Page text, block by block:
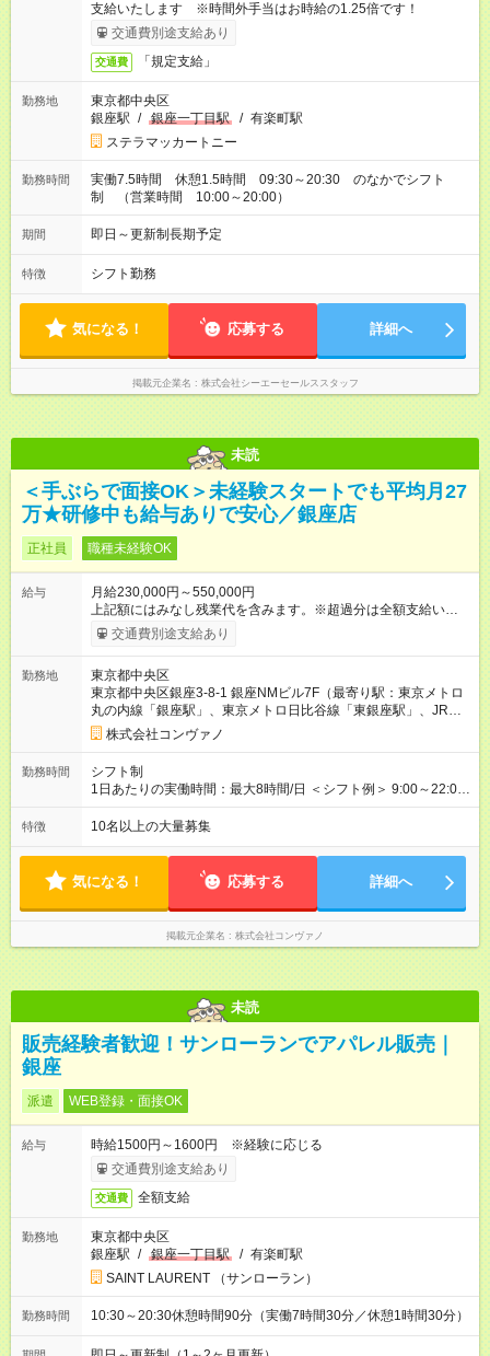
支給いたします ※時間外手当はお時給の1.25倍です！
交通費別途支給あり
交通費 「規定支給」
勤務地
東京都中央区
銀座駅 / 銀座一丁目駅 / 有楽町駅
ステラマッカートニー
勤務時間
実働7.5時間 休憩1.5時間 09:30～20:30 のなかでシフト
制 （営業時間 10:00～20:00）
期間 即日～更新制長期予定
特徴 シフト勤務
気になる！ 応募する 詳細へ
掲載元企業名 株式会社シーエーセールススタッフ
未読
＜手ぶらで面接OK＞未経験スタートでも平均月27
万★研修中も給与ありで安心／銀座店
正社員 職種未経験OK
給与
月給230,000円～550,000円
上記額にはみなし残業代を含みます。※超過分は全額支給いたし
ます。 みなし残業代 8,940円／月 みなし残業時間 5.5時間／月
上記には、月5.5時間分のみなし残業代(8，940円)を含む。超過
円～ （期間中は契約社員） ※社内基準を満たした場合は、その
後正規登用可 【年収例】 ◆エリアマネージャー 月給25万円＋役
職手当3万円＋インセン14万5，781円＝42万5，781円 ◆店長
月給 25万円＋役職手当1万円＋インセン8万2，547円＝34万2，
547円 ◆社員(役職なし) 月給23万円＋インセン1万4701円＝24
万4，701円 ＜別途支給手当＞ ・インセンティブ：月10万円以
上も可能！ ・賞与：年2回(6月/12月)※業績による ・交通費：月
たり) ・回数：随時 ・反映時期：次月の給与から ・評価手法：
社内評価に基づく ※あなたの頑張りをしっかり評価します！で
きることが増えるほどお給料に反映される環境です。 【試用期
間】試用期間あり 試用期間の長さ：6ヶ月 ※ 雇用形態と給与
に、本採用時と異なる部分があります。 雇用形態：中途採用
（契約社員） 給与：月給 220,000円以上 上記額にはみなし残業
代 8,552円／月 みなし残業時間 5.5時間／月
交通費別途支給あり
勤務地
東京都中央区
東京都中央区銀座3-8-1 銀座NMビル7F（最寄り駅：東京メトロ
丸の内線「銀座駅」、東京メトロ日比谷線「東銀座駅」、JR山
手線「有楽町駅」）
株式会社コンヴァノ
勤務時間
シフト制
1日あたりの実働時間：最大8時間/日 ＜シフト例＞ 9:00～22:00
でのシフト制（実働8時間／休憩60分） ※残業時間は月平均で
10時間程度 ※営業時間は【平日】11：00～22：00、【土日祝】
ます。
特徴 10名以上の大量募集
気になる！ 応募する 詳細へ
掲載元企業名 株式会社コンヴァノ
未読
販売経験者歓迎！サンローランでアパレル販売｜
銀座
派遣 WEB登録・面接OK
給与
時給1500円～1600円 ※経験に応じる
交通費別途支給あり
交通費 全額支給
勤務地
東京都中央区
銀座駅 / 銀座一丁目駅 / 有楽町駅
SAINT LAURENT （サンローラン）
勤務時間 10:30～20:30休憩時間90分（実働7時間30分／休憩1時間30分）